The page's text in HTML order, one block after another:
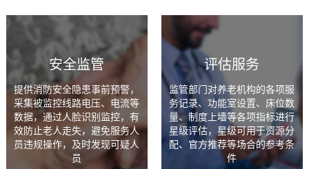
安全监管
提供消防安全隐患事前预警，
采集被监控线路电压、电流等
数据，通过人脸识别监控，有
效防止老人走失，避免服务人
员违规操作，及时发现可疑人
员
评估服务
监管部门对养老机构的各项服
务记录、功能室设置、床位数
量、制度上墙等各项指标进行
星级评估，星级可用于资源分
配、官方推荐等场合的参考条
件